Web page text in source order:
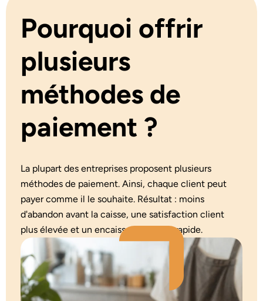
Pourquoi offrir
plusieurs
méthodes de
paiement ?
La plupart des entreprises proposent plusieurs
méthodes de paiement. Ainsi, chaque client peut
payer comme il le souhaite. Résultat : moins
d'abandon avant la caisse, une satisfaction client
plus élevée et un encaissement plus rapide.